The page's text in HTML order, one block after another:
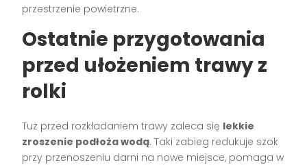
przestrzenie powietrzne.
Ostatnie przygotowania
przed ułożeniem trawy z
rolki
Tuż przed rozkładaniem trawy zaleca się lekkie
zroszenie podłoża wodą. Taki zabieg redukuje szok
przy przenoszeniu darni na nowe miejsce, pomaga w